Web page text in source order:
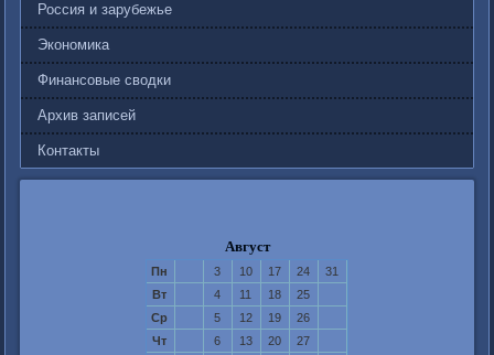
Россия и зарубежье
Экономика
Финансовые сводки
Архив записей
Контакты
Август
Пн 3 10 17 24
31
Вт
4 11 18
25
Ср
5 12 19
26
Чт
6 13 20
27